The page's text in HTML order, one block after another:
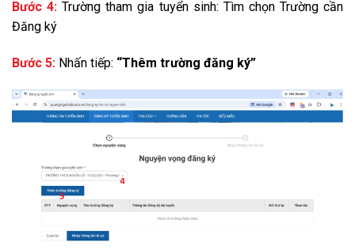
Bước 4:Trường tham gia tuyển sinh: Tìm chọn Trường cần
Đăng ký
Bước 5: Nhấn tiếp: “Thêm trường đăng ký”